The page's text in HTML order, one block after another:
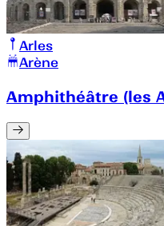
Arles
Arène
Amphithéâtre (les